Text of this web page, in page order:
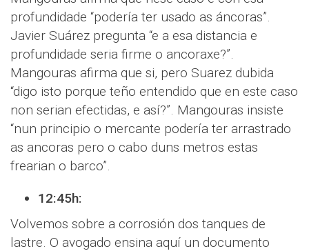
profundidade “podería ter usado as áncoras”.
Javier Suárez pregunta “e a esa distancia e
profundidade seria firme o ancoraxe?”.
Mangouras afirma que si, pero Suarez dubida
“digo isto porque teño entendido que en este caso
non serian efectidas, e así?”. Mangouras insiste
“nun principio o mercante podería ter arrastrado
as ancoras pero o cabo duns metros estas
frearian o barco”.
12:45h:
Volvemos sobre a corrosión dos tanques de
lastre. O avogado ensina aquí un documento